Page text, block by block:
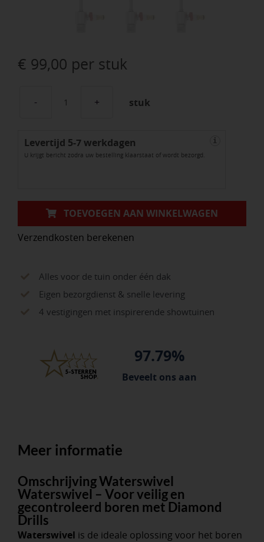
€ 99,00 per stuk
Waterswivel
stuk
Levertijd 5-7 werkdagen
U krijgt bericht zodra uw bestelling klaarstaat of wordt bezorgd.
i
TOEVOEGEN AAN WINKELWAGEN
Verzendkosten berekenen
Alles voor de tuin onder één dak
Eigen bezorgdienst & snelle levering
4 vestigingen met inspirerende showtuinen
97.79%
Beveelt ons aan
Meer informatie
Omschrijving Waterswivel
Waterswivel – Voor veilig en
gecontroleerd boren met Diamond
Drills
Waterswivel is de ideale oplossing voor het boren